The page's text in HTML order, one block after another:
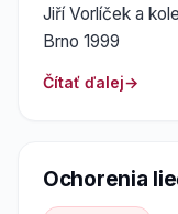
Jiří Vorlíček a
Brno 1999
Čítať ďalej
Ochorenia